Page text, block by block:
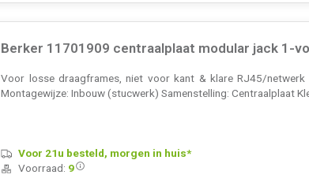
Berker 11701909 centraalplaat modular jack 1-
Voor losse draagframes, niet voor kant & klare RJ45/netwerk
Montagewijze: Inbouw (stucwerk) Samenstelling: Centraalplaat
Voor 21u besteld, morgen in huis*
Voorraad: 9